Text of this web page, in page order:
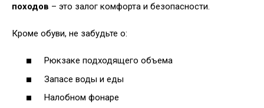
походов – это залог комфорта и безопасности.
Кроме обуви, не забудьте о:
Рюкзаке подходящего объема
Запасе воды и еды
Налобном фонаре